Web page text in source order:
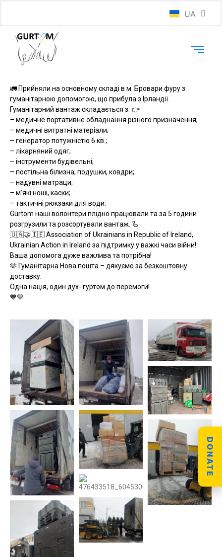
UA
EN
🚛 Прийняли на основному складі в м. Бровари фуру з
гуманітарною допомогою, що прибула з Ірландії.
Гуманітарний вантаж складається з: 👉
– медичне портативне обладнання різного призначення;
– медичні витратні матеріали;
– генератор потужністю 6 кв.;
– лікарняний одяг;
– інструменти будівельні;
– постільна білизна, подушки, ковдри;
– надувні матраци;
– мʼякі ноші, каски;
– тактичні рюкзаки для води.
Gurtom наші волонтери плідно працювали та за 5 години
розгрузили та розсортували вантаж. 🦾
🇺🇦🤝🇮🇪 Association of Ukrainians in Republic of Ireland,
Ukrainian Action in Ireland за підтримку у важкі часи війни!
Ваша допомога дуже важлива та потрібна!
🫶 Гуманітарна Нова пошта – дякуємо за безкоштовну
доставку.
Одна нація, один дух- гуртом до перемоги!
💙💛
DONATE